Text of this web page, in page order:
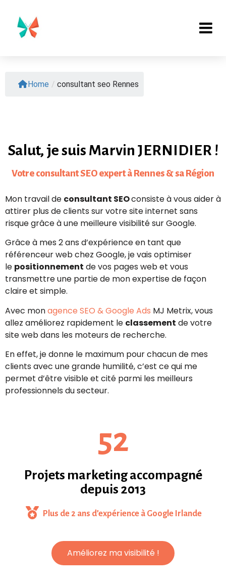
Home / consultant seo Rennes
Salut, je suis Marvin JERNIDIER !
Votre consultant SEO expert à Rennes & sa Région
Mon travail de consultant SEOconsiste à vous aider à
attirer plus de clients sur votre site internet sans
risque grâce à une meilleure visibilité sur Google.
Grâce à mes 2 ans d’expérience en tant que
référenceur web chez Google, je vais optimiser
le positionnement de vos pages web et vous
transmettre une partie de mon expertise de façon
claire et simple.
Avec monagence SEO & Google Ads MJ Metrix, vous
allez améliorez rapidement le classement de votre
site web dans les moteurs de recherche.
En effet, je donne le maximum pour chacun de mes
clients avec une grande humilité, c’est ce qui me
permet d’être visible et cité parmi les meilleurs
professionnels du secteur.
52
Projets marketing accompagné
depuis 2013
Plus de 2 ans d’expérience à Google Irlande​
Améliorez ma visibilité !
Améliorez ma visibilité !